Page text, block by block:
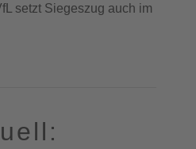
setzt Siegeszug auch im